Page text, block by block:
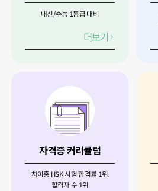
내신/수능 1등급 대비
더보기
자격증 커리큘럼
차이홍 HSK 시험 합격률 1위,
합격자 수 1위